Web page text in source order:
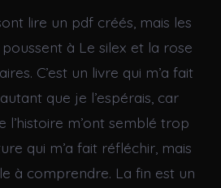
lire un pdf créés, mais les
à Le silex et la rose
C’est un livre qui m’a fait
que je l’espérais, car
l’histoire m’ont semblé trop
qui m’a fait réfléchir, mais
à comprendre. La fin est un